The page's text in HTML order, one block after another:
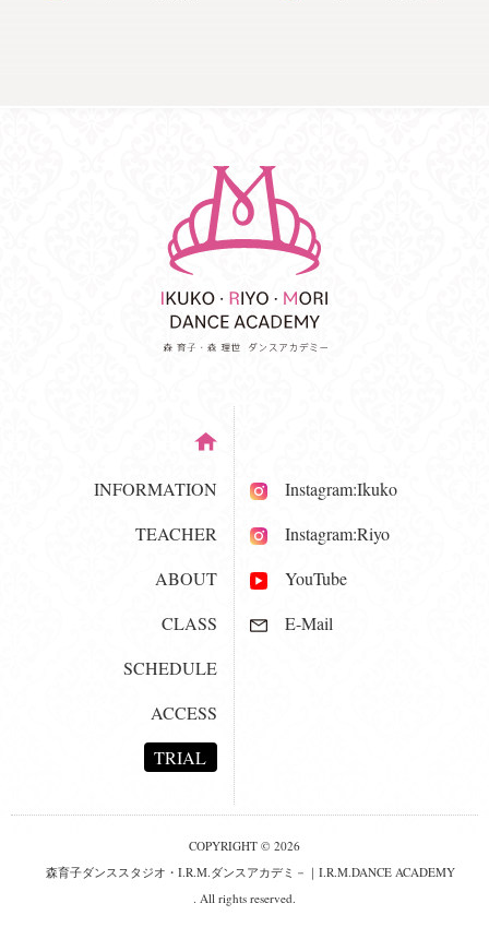
INFORMATION
TEACHER
ABOUT
CLASS
SCHEDULE
ACCESS
TRIAL
Instagram:Ikuko
Instagram:Riyo
YouTube
E-Mail
COPYRIGHT © 2026
森育子ダンススタジオ・I.R.M.ダンスアカデミ－｜I.R.M.DANCE ACADEMY
. All rights reserved.